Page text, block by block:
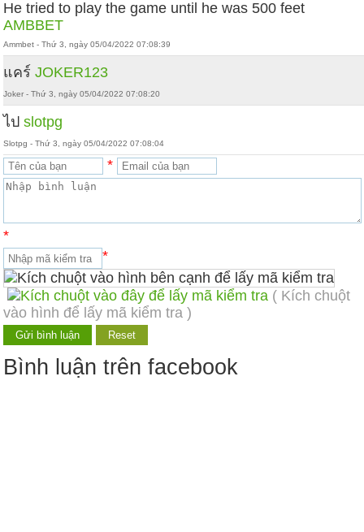
He tried to play the game until he was 500 feet
AMBBET
Ammbet - Thứ 3, ngày 05/04/2022 07:08:39
แคร์JOKER123
Joker - Thứ 3, ngày 05/04/2022 07:08:20
ไปslotpg
Slotpg - Thứ 3, ngày 05/04/2022 07:08:04
*
*
*
( Kích chuột
vào hình để lấy mã kiểm tra )
Bình luận trên facebook